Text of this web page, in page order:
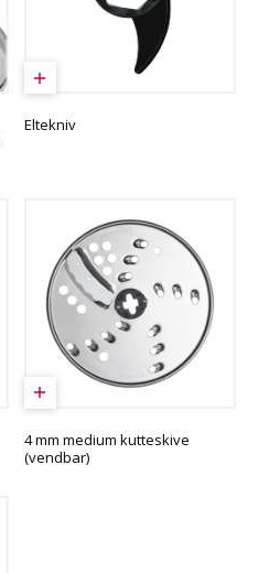
Eltekniv
4 mm medium kutteskive
(vendbar)